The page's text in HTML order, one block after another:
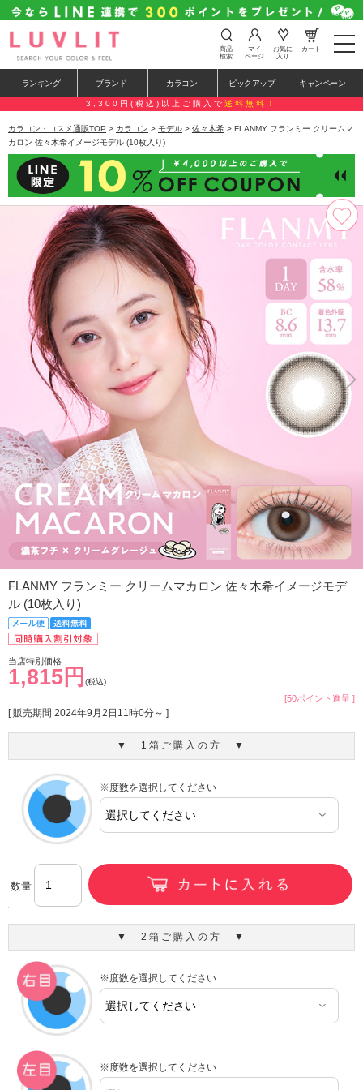
t
o
e
n
a
a
i
o
n
商品
検索
マイ
ページ
お気に
入り
カート
ランキング ブランド カラコン ピックアップ キャンペーン
3,300円(税込)以上ご購入で 送料無料！
カラコン・コスメ通販TOP > カラコン > モデル > 佐々木希 > FLANMY フランミー クリームマ
カロン 佐々木希イメージモデル (10枚入り)
FLANMY フランミー クリームマカロン 佐々木希イメージモデ
ル (10枚入り)
当店特別価格
1,815円 (税込)
[50ポイント進呈 ]
[ 販売期間 2024年9月2日11時0分～ ]
▼ 1箱ご購入の方 ▼
※度数を選択してください
数量
▼ 2箱ご購入の方 ▼
※度数を選択してください
※度数を選択してください